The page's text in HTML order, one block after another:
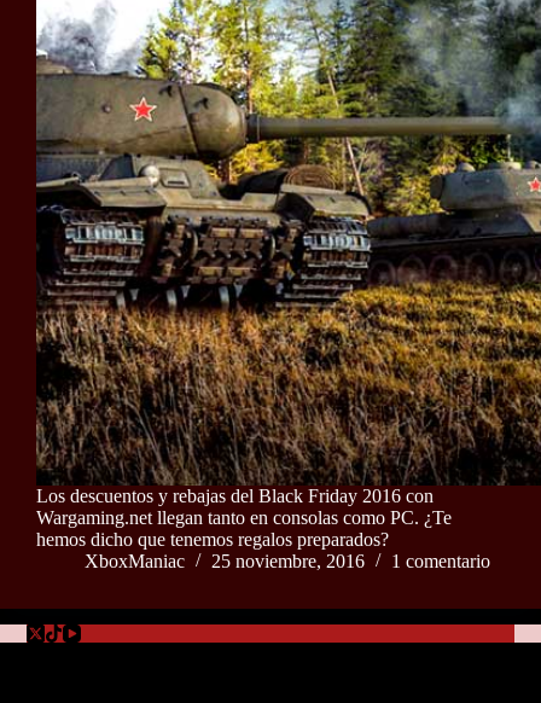
Los descuentos y rebajas del Black Friday 2016 con
Wargaming.net llegan tanto en consolas como PC. ¿Te
hemos dicho que tenemos regalos preparados?
XboxManiac
25 noviembre, 2016 1 comentario